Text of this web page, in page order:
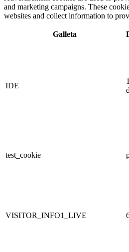
and marketing campaigns. These
websites and collect information to
Galleta
IDE
test_cookie
VISITOR_INFO1_LIVE